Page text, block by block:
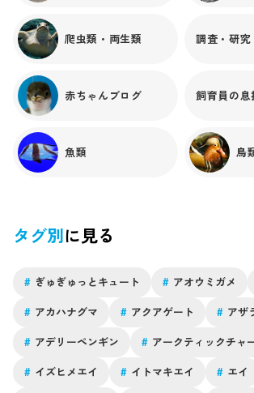
爬虫類・両生類 調査・研究
赤ちゃんブログ 飼育員の息
魚類 鳥
タグ別 に見る
# ぎゅぎゅっとキュート # アオウミガメ
# アカハナグマ # アクアゲート # アザ
# アデリーペンギン # アークティックチャ
# イズヒメエイ # イトマキエイ # エイ